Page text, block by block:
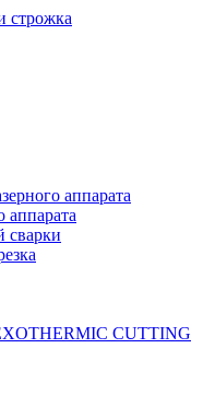
строжка
аппарата
аппарата
сварки
CUTTING